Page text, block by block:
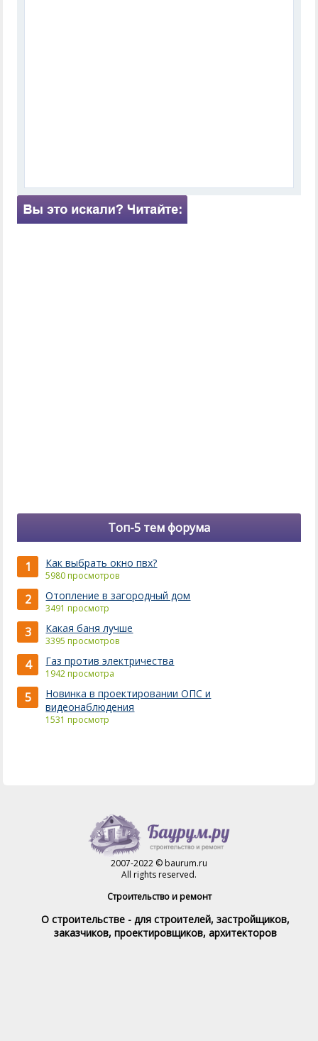
Топ-5 тем форума
1 Как выбрать окно пвх?
5980 просмотров
2 Отопление в загородный дом
3491 просмотр
3 Какая баня лучше
3395 просмотров
4 Газ против электричества
1942 просмотра
5
Новинка в проектировании ОПС и
видеонаблюдения
1531 просмотр
2007-2022 © baurum.ru
All rights reserved.
Строительство и ремонт
О строительстве - для строителей, застройщиков,
заказчиков, проектировщиков, архитекторов